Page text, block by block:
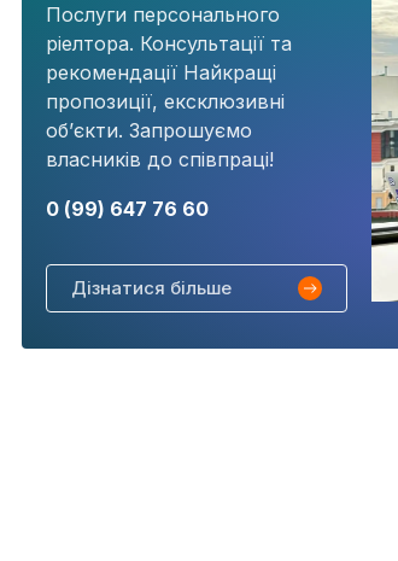
Послуги персонального
ріелтора. Консультації та
рекомендації Найкращі
пропозиції, ексклюзивні
об’єкти. Запрошуємо
власників до співпраці!
0 (99) 647 76 60
Дізнатися більше